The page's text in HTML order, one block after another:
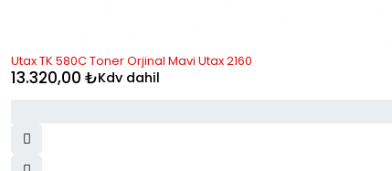
Utax TK 580C Toner Orjinal Mavi Utax 2160
13.320,00 ₺Kdv dahil